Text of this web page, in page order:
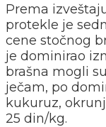
Prema
protekle je
cene stočnog
je dominirao
brašna mogli
ječam, po
kukuruz,
25 din/kg.